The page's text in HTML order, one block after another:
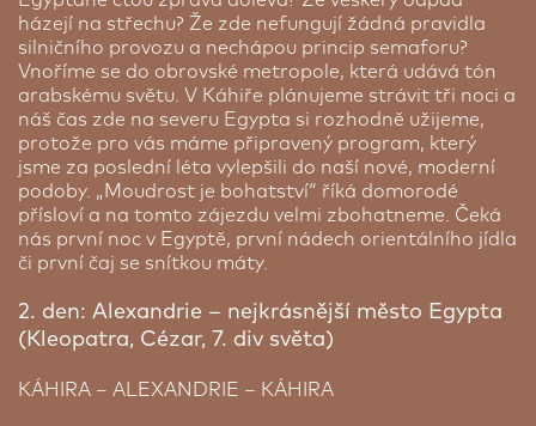
nepřetržitý provoz a k dispozici je vyhřívaný
venkovní bazén, kde si kromě oblíbeného nápoje
můžete objednat i exotickou šišu. V hotelu je také
posilovna, sauna a wellness centrum.
hammamem. Pro aktivní hosty je k dispozici dobře
vybavená posilovna a děti se mohou těšit na
dětský klub a každodenní animační program. Na
nepřetržitě otevřené recepci se domluvíte
arabsky, německy, anglicky a francouzsky.
Cena od: 29 770 Kč
házejí na střechu? Že zde nefungují žádná pravidla
silničního provozu a nechápou princip semaforu?
Vnoříme se do obrovské metropole, která udává tón
arabskému světu. V Káhiře plánujeme strávit tři noci a
náš čas zde na severu Egypta si rozhodně užijeme,
protože pro vás máme připravený program, který
jsme za poslední léta vylepšili do naší nové, moderní
podoby. „Moudrost je bohatství“ říká domorodé
přísloví a na tomto zájezdu velmi zbohatneme. Čeká
nás první noc v Egyptě, první nádech orientálního jídla
či první čaj se snítkou máty.
2. den: Alexandrie – nejkrásnější město Egypta
(Kleopatra, Cézar, 7. div světa)
KÁHIRA – ALEXANDRIE – KÁHIRA